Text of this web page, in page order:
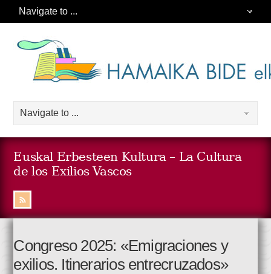
Euskal Erbesteen Kultura – La Cultura
de los Exilios Vascos
Congreso 2025: «Emigraciones y
exilios. Itinerarios entrecruzados»